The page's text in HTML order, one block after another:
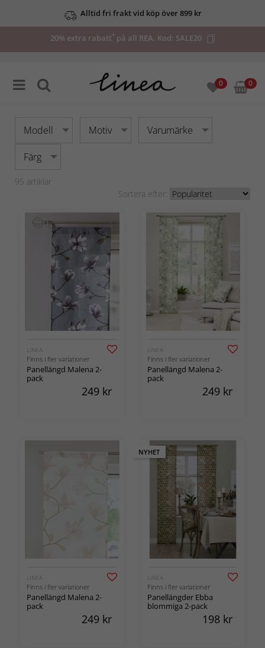
Upp till 50% på utvalda deals
20% extra rabatt*på all REA. Kod: SALE20
0 0
Modell Motiv Varumärke
Färg
95 artiklar
Sortera efter:
LINEA
Finns i fler variationer
Panellängd Malena 2-
pack
249 kr
LINEA
Finns i fler variationer
Panellängd Malena 2-
pack
249 kr
LINEA
Finns i fler variationer
Panellängd Malena 2-
pack
249 kr
NYHET
LINEA
Finns i fler variationer
Panellängder Ebba
blommiga 2-pack
198 kr